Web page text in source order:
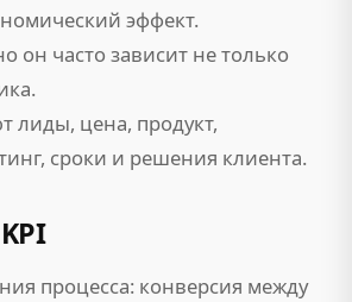
эффект.
он часто зависит не только
лиды, цена, продукт,
сроки и решения клиента.
процесса: конверсия между